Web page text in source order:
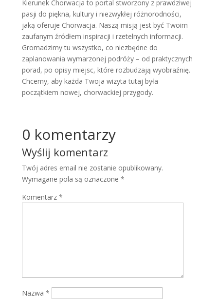
Kierunek Chorwacja to portal stworzony z prawdziwej
pasji do piękna, kultury i niezwykłej różnorodności,
jaką oferuje Chorwacja. Naszą misją jest być Twoim
zaufanym źródłem inspiracji i rzetelnych informacji.
Gromadzimy tu wszystko, co niezbędne do
zaplanowania wymarzonej podróży – od praktycznych
porad, po opisy miejsc, które rozbudzają wyobraźnię.
Chcemy, aby każda Twoja wizyta tutaj była
początkiem nowej, chorwackiej przygody.
0 komentarzy
Wyślij komentarz
Twój adres email nie zostanie opublikowany.
Wymagane pola są oznaczone *
Komentarz *
Nazwa *